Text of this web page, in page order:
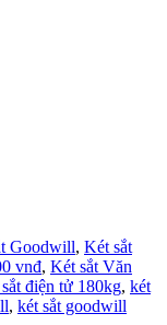
Goodwill, Két sắt
vnđ, Két sắt Văn
điện tử 180kg, két
, két sắt goodwill